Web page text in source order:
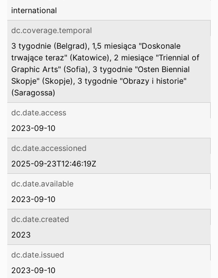
international
dc.coverage.temporal
3 tygodnie (Belgrad), 1,5 miesiąca "Doskonale
trwające teraz" (Katowice), 2 miesiące "Triennial of
Graphic Arts" (Sofia), 3 tygodnie "Osten Biennial
Skopje" (Skopje), 3 tygodnie "Obrazy i historie"
(Saragossa)
dc.date.access
2023-09-10
dc.date.accessioned
2025-09-23T12:46:19Z
dc.date.available
2023-09-10
dc.date.created
2023
dc.date.issued
2023-09-10